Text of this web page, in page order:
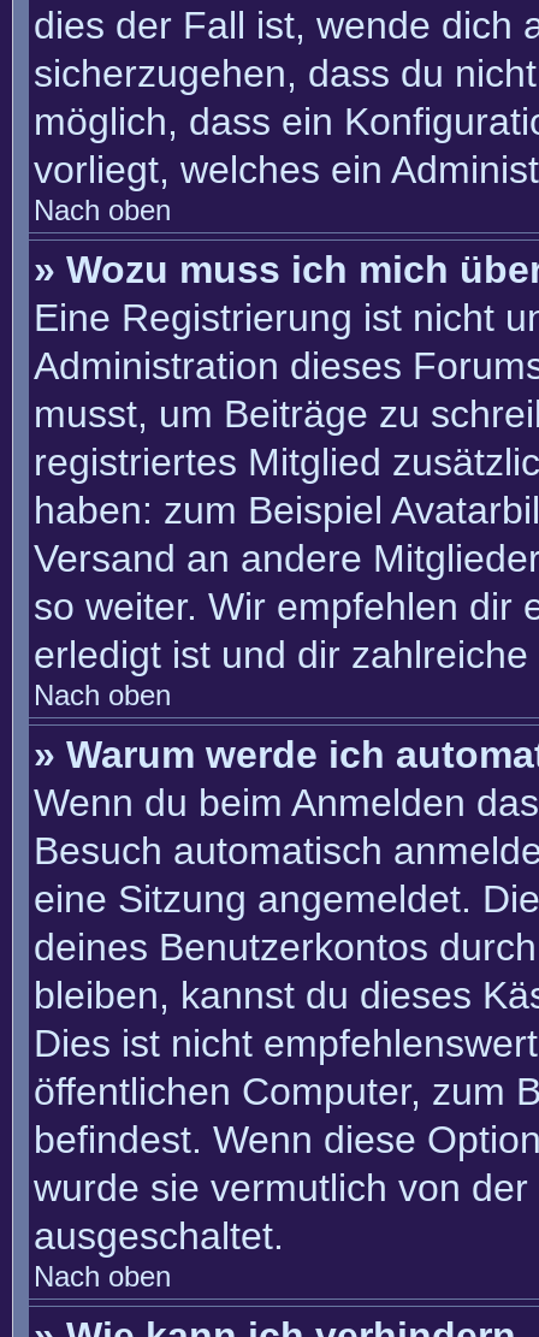
dies der Fall ist, wende dich
sicherzugehen, dass du
möglich, dass ein
vorliegt, welches ein
Nach oben
» Wozu muss ich mich
Eine Registrierung ist nicht
Administration dieses
musst, um Beiträge zu
registriertes Mitglied
haben: zum Beispiel
Versand an andere
so weiter. Wir empfehlen dir
erledigt ist und dir
Nach oben
» Warum werde ich
Wenn du beim Anmelden
Besuch automatisch
eine Sitzung angemeldet.
deines Benutzerkontos
bleiben, kannst du dieses
Dies ist nicht
öffentlichen Computer, zum
befindest. Wenn diese
wurde sie vermutlich von
ausgeschaltet.
Nach oben